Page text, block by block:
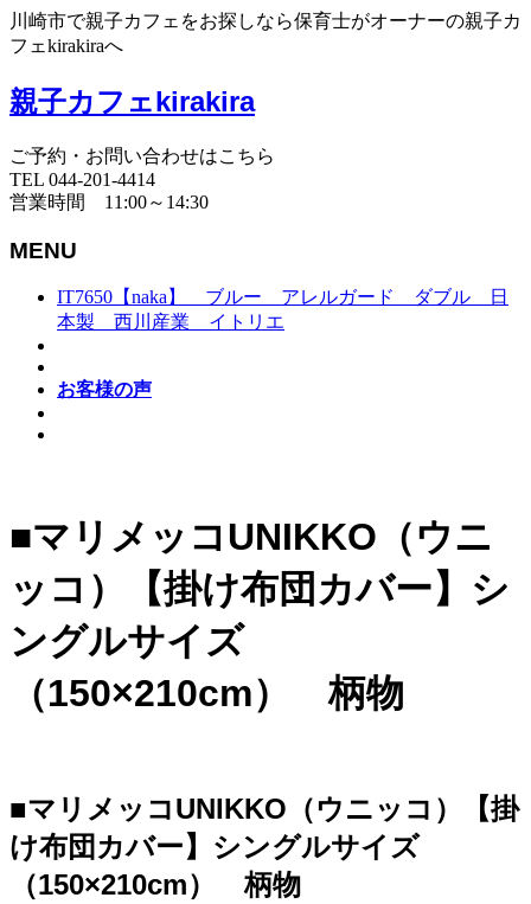
川崎市で親子カフェをお探しなら保育士がオーナーの親子カ
フェkirakiraへ
親子カフェkirakira
ご予約・お問い合わせはこちら
TEL 044-201-4414
営業時間 11:00～14:30
MENU
IT7650【naka】 ブルー アレルガード ダブル 日
本製 西川産業 イトリエ
お客様の声
■マリメッコUNIKKO（ウニ
ッコ）【掛け布団カバー】シ
ングルサイズ
（150×210cm） 柄物
■マリメッコUNIKKO（ウニッコ）【掛
け布団カバー】シングルサイズ
（150×210cm） 柄物